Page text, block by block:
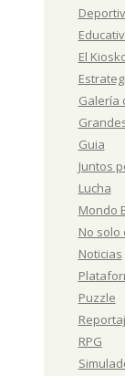
El
Galería
Guia
Juntos
Lucha
Mondo
No solo
Noticias
Puzzle
RPG